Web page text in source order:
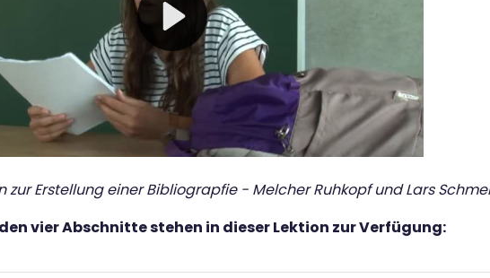
zur Erstellung einer Bibliograpfie - Melcher Ruhkopf und Lars
vier Abschnitte stehen in dieser Lektion zur Verfügung: